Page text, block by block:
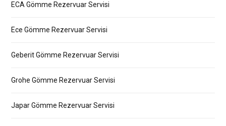
ECA Gömme Rezervuar Servisi
Ece Gömme Rezervuar Servisi
Geberit Gömme Rezervuar Servisi
Grohe Gömme Rezervuar Servisi
Japar Gömme Rezervuar Servisi